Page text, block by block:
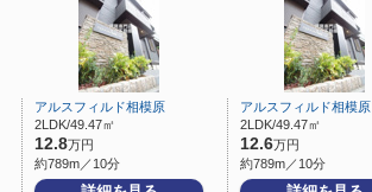
アルスフィルド相模原
2LDK/49.47㎡
12.8万円
約789m／10分
アルスフィルド相模原
2LDK/49.47㎡
12.6万円
約789m／10分